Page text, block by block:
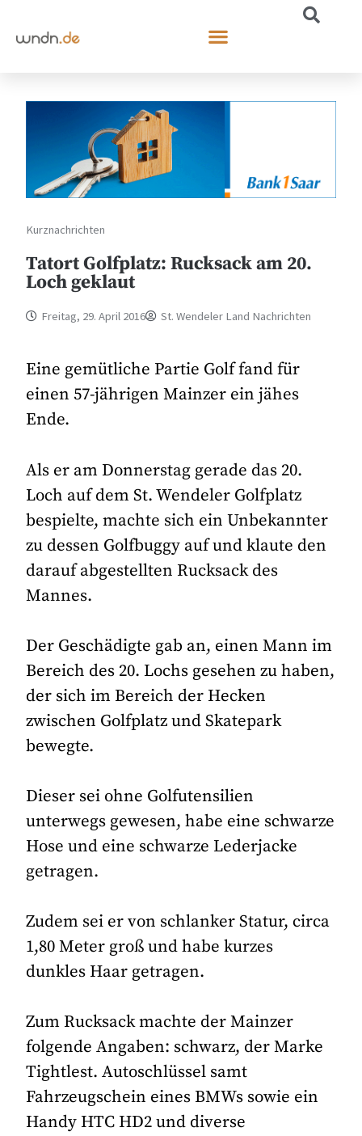
Kurznachrichten
Tatort Golfplatz: Rucksack am 20.
Loch geklaut
Freitag, 29. April 2016 St. Wendeler Land Nachrichten
Eine gemütliche Partie Golf fand für
einen 57-jährigen Mainzer ein jähes
Ende.
Als er am Donnerstag gerade das 20.
Loch auf dem St. Wendeler Golfplatz
bespielte, machte sich ein Unbekannter
zu dessen Golfbuggy auf und klaute den
darauf abgestellten Rucksack des
Mannes.
Der Geschädigte gab an, einen Mann im
Bereich des 20. Lochs gesehen zu haben,
der sich im Bereich der Hecken
zwischen Golfplatz und Skatepark
bewegte.
Dieser sei ohne Golfutensilien
unterwegs gewesen, habe eine schwarze
Hose und eine schwarze Lederjacke
getragen.
Zudem sei er von schlanker Statur, circa
1,80 Meter groß und habe kurzes
dunkles Haar getragen.
Zum Rucksack machte der Mainzer
folgende Angaben: schwarz, der Marke
Tightlest. Autoschlüssel samt
Fahrzeugschein eines BMWs sowie ein
Handy HTC HD2 und diverse